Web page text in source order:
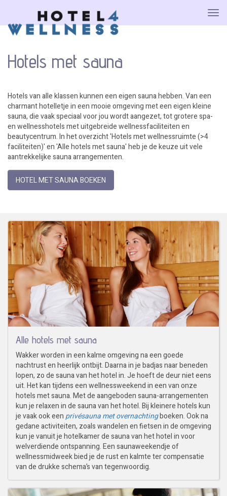
Hotels met sauna
Hotels van alle klassen kunnen een eigen sauna hebben. Van een
charmant hotelletje in een mooie omgeving met een eigen kleine
sauna, die vaak speciaal voor jou wordt aangezet, tot grotere spa-
en wellnesshotels met uitgebreide wellnessfaciliteiten en
beautycentrum. In het overzicht 'Hotels met wellnessruimte (>4
faciliteiten)' en 'Alle hotels met sauna' heb je de keuze uit vele
aantrekkelijke sauna arrangementen.
HOTEL MET SAUNA BOEKEN
Alle hotels met sauna
Wakker worden in een kalme omgeving na een goede
nachtrust en heerlijk ontbijt. Daarna in je badjas naar beneden
lopen, zo de sauna van het hotel in. Je hoeft de deur niet eens
uit. Het kan tijdens een wellnessweekend in een van onze
hotels met sauna. Met de aangeboden sauna-arrangementen
kun je relaxen in de sauna van het hotel. Bij kleinere hotels kun
je vaak ook eenprivésauna met overnachtingboeken. Ook na
gedane activiteiten, zoals wandelen en fietsen in de omgeving
kun je vanuit je hotelkamer de sauna van het hotel in voor
welverdiende ontspanning. Een saunaweekendje of
wellnessmidweek bied je de rust en kalmte ter compensatie
van de drukke schema’s van tegenwoordig.